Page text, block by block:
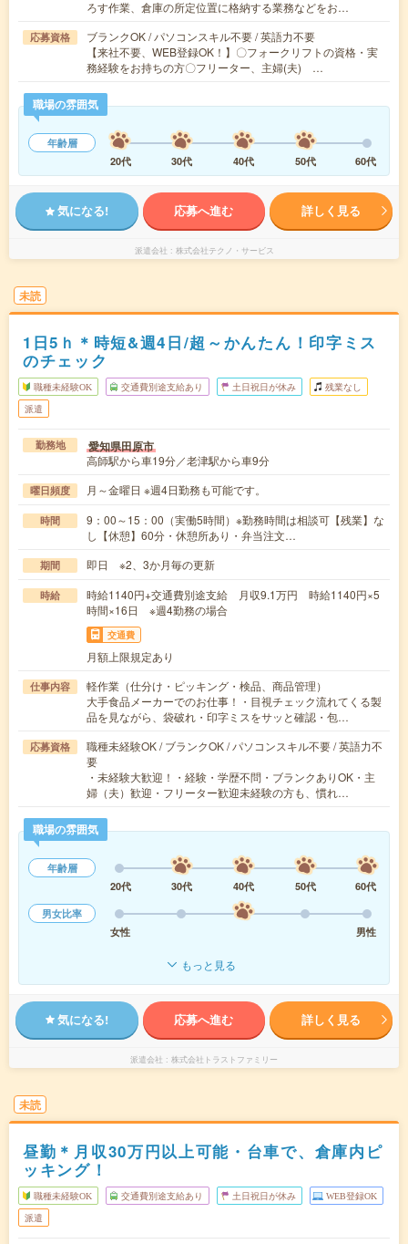
ろす作業、倉庫の所定位置に格納する業務などをお…
応募資格
ブランクOK / パソコンスキル不要 / 英語力不要
【来社不要、WEB登録OK！】〇フォークリフトの資格・実
務経験をお持ちの方〇フリーター、主婦(夫) …
職場の雰囲気
年齢層
20代
30代 40代 50代 60代
気になる! 応募へ進む 詳しく見る
派遣会社 株式会社テクノ・サービス
未読
1日5ｈ＊時短&週4日/超～かんたん！印字ミス
のチェック
職種未経験OK 交通費別途支給あり 土日祝日が休み 残業なし
派遣
勤務地 愛知県田原市
高師駅から車19分／老津駅から車9分
曜日頻度 月～金曜日 ※週4日勤務も可能です。
時間
9：00～15：00（実働5時間）※勤務時間は相談可【残業】な
し【休憩】60分・休憩所あり・弁当注文…
期間 即日 ※2、3か月毎の更新
時給
時給1140円+交通費別途支給 月収9.1万円 時給1140円×5
時間×16日 ※週4勤務の場合
交通費
月額上限規定あり
仕事内容
軽作業（仕分け・ピッキング・検品、商品管理）
大手食品メーカーでのお仕事！・目視チェック流れてくる製
品を見ながら、袋破れ・印字ミスをサッと確認・包…
応募資格
職種未経験OK / ブランクOK / パソコンスキル不要 / 英語力不
要
・未経験大歓迎！・経験・学歴不問・ブランクありOK・主
婦（夫）歓迎・フリーター歓迎未経験の方も、慣れ…
職場の雰囲気
年齢層
20代
30代 40代 50代
60代
男女比率
女性
男性
もっと見る
気になる! 応募へ進む 詳しく見る
派遣会社 株式会社トラストファミリー
未読
昼勤＊月収30万円以上可能・台車で、倉庫内ピ
ッキング！
職種未経験OK 交通費別途支給あり 土日祝日が休み WEB登録OK
派遣